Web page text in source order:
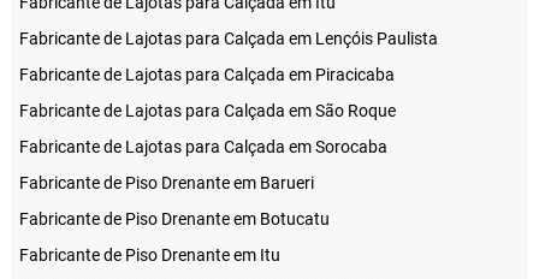
Fabricante de Lajotas para Calçada em Lençóis Paulista
Fabricante de Lajotas para Calçada em Piracicaba
Fabricante de Lajotas para Calçada em São Roque
Fabricante de Lajotas para Calçada em Sorocaba
Fabricante de Piso Drenante em Barueri
Fabricante de Piso Drenante em Botucatu
Fabricante de Piso Drenante em Itu